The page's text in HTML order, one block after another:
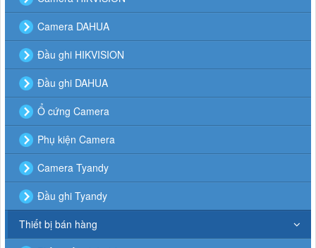
Camera DAHUA
Đầu ghi HIKVISION
Đầu ghi DAHUA
Ổ cứng Camera
Phụ kiện Camera
Camera Tyandy
Đầu ghi Tyandy
Thiết bị bán hàng